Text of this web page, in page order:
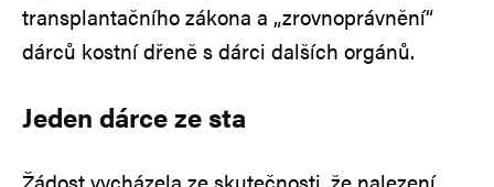
transplantačního zákona a „zrovnoprávnění“
dárců kostní dřeně s dárci dalších orgánů.
Jeden dárce ze sta